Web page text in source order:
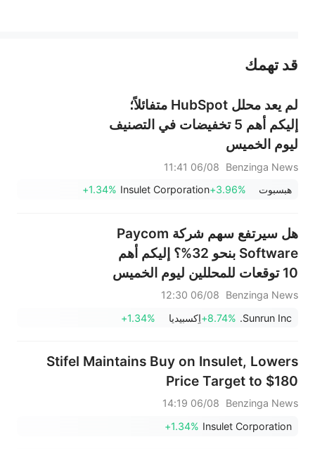
عند الضرورة، يرجى استشارة مستشار استثمار محترف. لا تقدم منصة سهم أي مشورة استثمارية، ولا تقدم أي التزامات أو ضمانات.
قد تهمك
لم يعد محلل HubSpot متفائلاً؛
إليكم أهم 5 تخفيضات في التصنيف
ليوم الخميس
Benzinga News
06/08 11:41
هبسبوت
+3.96%
Insulet Corporation
+1.34%
هل سيرتفع سهم شركة Paycom
Software بنحو 32%؟ إليكم أهم
10 توقعات للمحللين ليوم الخميس
Benzinga News
06/08 12:30
Sunrun Inc.
+8.74%اٍكسبيديا +1.34%
Stifel Maintains Buy on Insulet, Lowers
Price Target to $180
Benzinga News
06/08 14:19
Insulet Corporation
+1.34%